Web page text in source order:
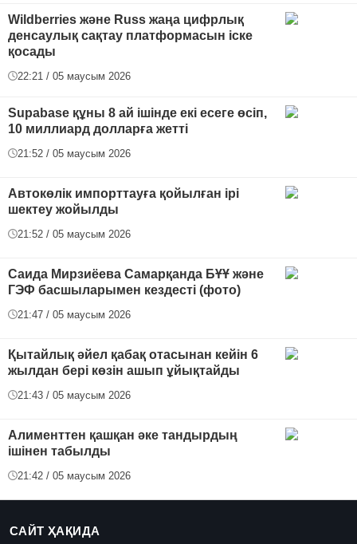
Wildberries және Russ жаңа цифрлық
денсаулық сақтау платформасын іске
қосады
22:21 / 05 маусым 2026
Supabase құны 8 ай ішінде екі есеге өсіп,
10 миллиард долларға жетті
21:52 / 05 маусым 2026
Автокөлік импорттауға қойылған ірі
шектеу жойылды
21:52 / 05 маусым 2026
Саида Мирзиёева Самарқанда БҰҰ және
ГЭФ басшыларымен кездесті (фото)
21:47 / 05 маусым 2026
Қытайлық әйел қабақ отасынан кейін 6
жылдан бері көзін ашып ұйықтайды
21:43 / 05 маусым 2026
Алименттен қашқан әке тандырдың
ішінен табылды
21:42 / 05 маусым 2026
САЙТ ҲАҚИДА